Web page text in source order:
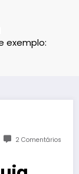
exemplo:
2 Comentários